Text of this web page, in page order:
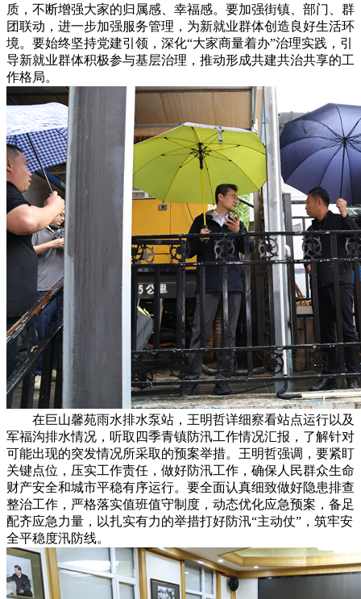
质，不断增强大家的归属感、幸福感。要加强街镇、部门、群
团联动，进一步加强服务管理，为新就业群体创造良好生活环
境。要始终坚持党建引领，深化“大家商量着办”治理实践，引
导新就业群体积极参与基层治理，推动形成共建共治共享的工
作格局。
在巨山馨苑雨水排水泵站，王明哲详细察看站点运行以及
军福沟排水情况，听取四季青镇防汛工作情况汇报，了解针对
可能出现的突发情况所采取的预案举措。王明哲强调，要紧盯
关键点位，压实工作责任，做好防汛工作，确保人民群众生命
财产安全和城市平稳有序运行。要全面认真细致做好隐患排查
整治工作，严格落实值班值守制度，动态优化应急预案，备足
配齐应急力量，以扎实有力的举措打好防汛“主动仗”，筑牢安
全平稳度汛防线。